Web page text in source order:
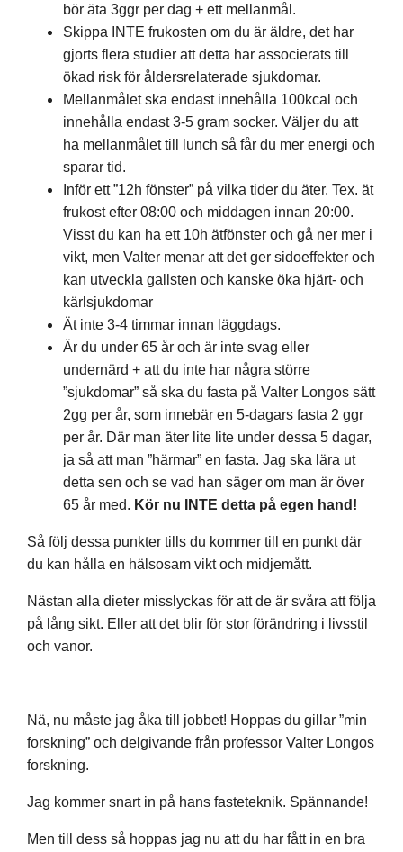
bör äta 3ggr per dag + ett mellanmål.
Skippa INTE frukosten om du är äldre, det har
gjorts flera studier att detta har associerats till
ökad risk för åldersrelaterade sjukdomar.
Mellanmålet ska endast innehålla 100kcal och
innehålla endast 3-5 gram socker. Väljer du att
ha mellanmålet till lunch så får du mer energi och
sparar tid.
Inför ett ”12h fönster” på vilka tider du äter. Tex. ät
frukost efter 08:00 och middagen innan 20:00.
Visst du kan ha ett 10h ätfönster och gå ner mer i
vikt, men Valter menar att det ger sidoeffekter och
kan utveckla gallsten och kanske öka hjärt- och
kärlsjukdomar
Ät inte 3-4 timmar innan läggdags.
Är du under 65 år och är inte svag eller
undernärd + att du inte har några större
”sjukdomar” så ska du fasta på Valter Longos sätt
2gg per år, som innebär en 5-dagars fasta 2 ggr
per år. Där man äter lite lite under dessa 5 dagar,
ja så att man ”härmar” en fasta. Jag ska lära ut
detta sen och se vad han säger om man är över
65 år med. Kör nu INTE detta på egen hand!
Så följ dessa punkter tills du kommer till en punkt där
du kan hålla en hälsosam vikt och midjemått.
Nästan alla dieter misslyckas för att de är svåra att följa
på lång sikt. Eller att det blir för stor förändring i livsstil
och vanor.
Nä, nu måste jag åka till jobbet! Hoppas du gillar ”min
forskning” och delgivande från professor Valter Longos
forskning.
Jag kommer snart in på hans fasteteknik. Spännande!
Men till dess så hoppas jag nu att du har fått in en bra